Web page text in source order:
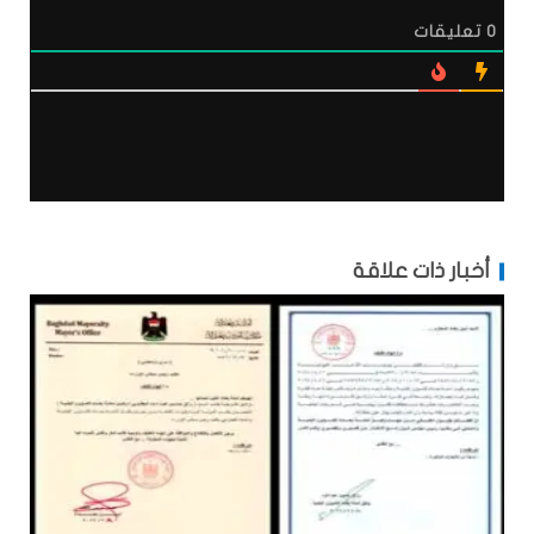
0 تعليقات
أخبار ذات علاقة